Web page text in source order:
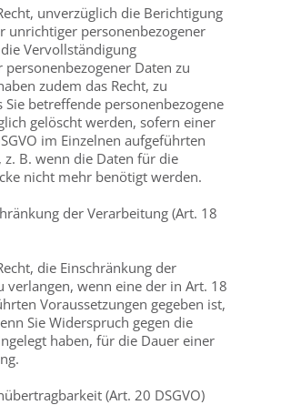
unverzüglich die Berichtigung
unrichtiger personen­bezogener
Vervollständigung
Daten zu
zudem das Recht, zu
Sie betreffende personen­bezogene
gelöscht werden, sofern einer
im Einzelnen aufgeführten
B. wenn die Daten für die
nicht mehr benötigt werden.
der Verarbeitung (Art. 18
die Einschränkung der
verlangen, wenn eine der in Art. 18
Voraussetzungen gegeben ist,
Sie Widerspruch gegen die
haben, für die Dauer einer
(Art. 20 DSGVO)